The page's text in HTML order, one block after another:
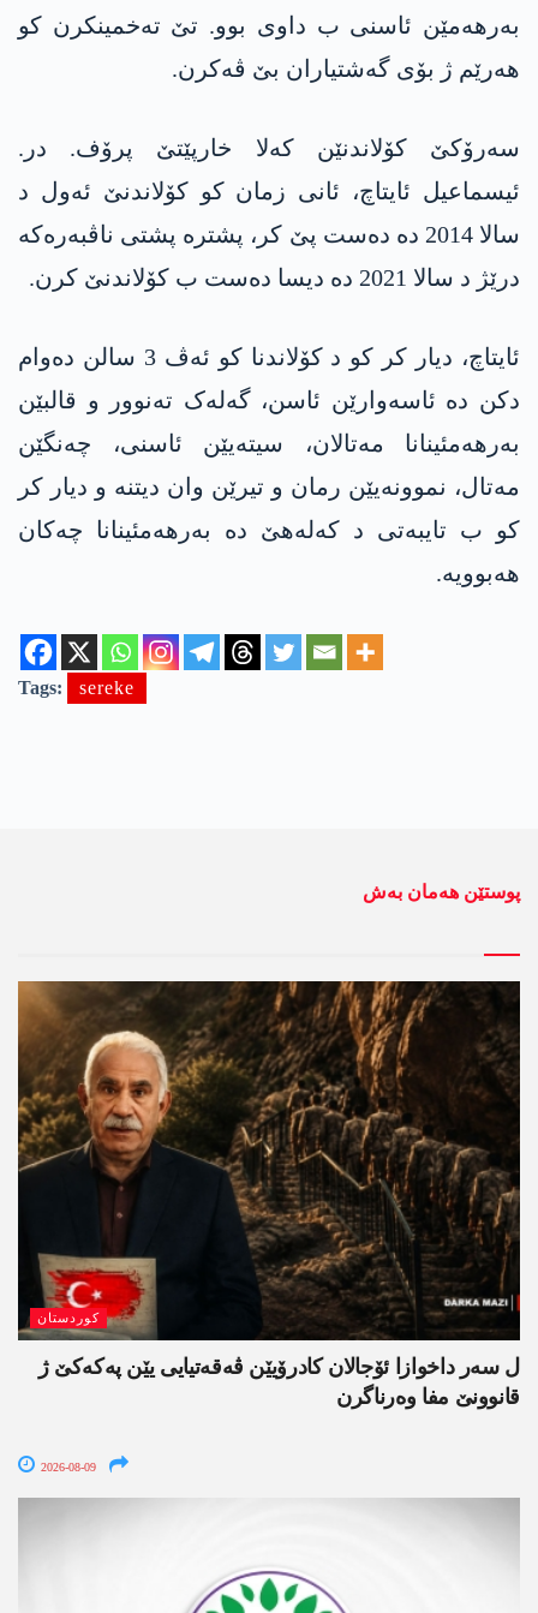
بەرھەمێن ئاسنی ب داوی بوو. تێ تەخمینکرن کو
ھەرێم ژ بۆی گەشتیاران بێ ڤەکرن.
سەرۆکێ کۆلاندنێن کەلا خارپێتێ پرۆف. در.
ئیسماعیل ئایتاچ، ئانی زمان کو کۆلاندنێ ئەول د
سالا 2014 دە دەست پێ کر، پشترە پشتی ناڤبەرەکە
درێژ د سالا 2021 دە دیسا دەست ب کۆلاندنێ کرن.
ئایتاچ، دیار کر کو د کۆلاندنا کو ئەڤ 3 سالن دەوام
دکن دە ئاسەوارێن ئاسن، گەلەک تەنوور و قالبێن
بەرهەمئینانا مەتالان، سیتەیێن ئاسنی، چەنگێن
مەتال، نموونەیێن رمان و تیرێن وان دیتنە و دیار کر
کو ب تایبەتی د کەلەھێ دە بەرهەمئینانا چەکان
هەبوویە.
Tags: sereke
پوستێن ھەمان بەش
کوردستان
ل سەر داخوازا ئۆجالان کادرۆیێن ڤەقەتیایی یێن پەکەکێ ژ
قانوونێ مفا وەرناگرن
2026-08-09